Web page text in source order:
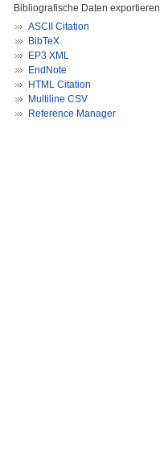
Bibliografische Daten exportieren
ASCII Citation
BibTeX
EP3 XML
EndNote
HTML Citation
Multiline CSV
Reference Manager